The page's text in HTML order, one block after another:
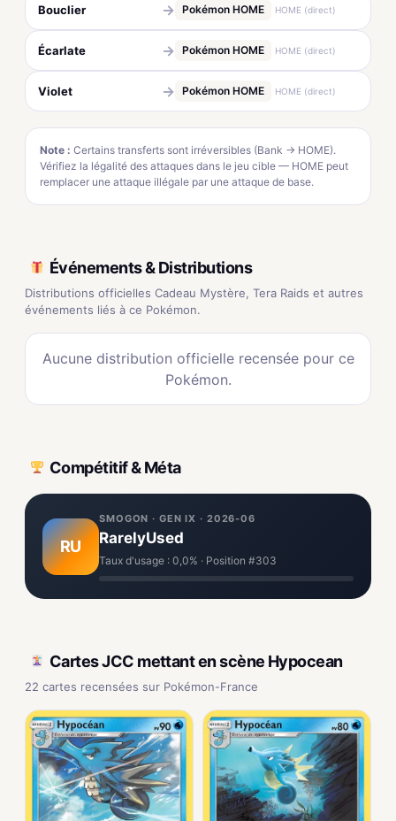
Bouclier → Pokémon HOME HOME (direct)
Écarlate → Pokémon HOME HOME (direct)
Violet → Pokémon HOME HOME (direct)
Note : Certains transferts sont irréversibles (Bank → HOME).
Vérifiez la légalité des attaques dans le jeu cible — HOME peut
remplacer une attaque illégale par une attaque de base.
Événements & Distributions
Distributions officielles Cadeau Mystère, Tera Raids et autres
événements liés à ce Pokémon.
Aucune distribution officielle recensée pour ce
Pokémon.
Compétitif & Méta
RU
SMOGON · GEN IX · 2026-06
RarelyUsed
Taux d'usage : 0,0% · Position #303
Cartes JCC mettant en scène Hypocean
22 cartes recensées sur Pokémon-France